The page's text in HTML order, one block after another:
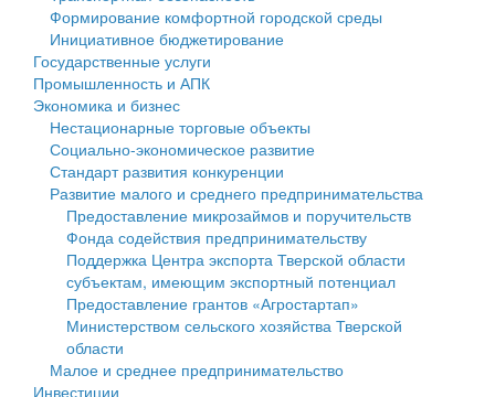
Государственные услуги
Промышленность и АПК
Экономика и бизнес
Символика
Устав
Гостям округа
Туризм
Культура
Образование
Здравоохранение
Социальная защита
Фотоальбом
муниципального округа Тверской области
Администрация Кашинского муниципального округа
Тверской области
Управление сельскими территориями
Открытые данные
Работа с обращениями граждан
Муниципальный контроль
Муниципальные услуги
Проекты административных регламентов
Финансовое управление
Бюджет для граждан
Имущество
Выявление правообладателей ранее учтенных
объектов недвижимости
Имущественная поддержка субъектов малого и
среднего предпринимательства
Информационная поддержка субъектов малого и
среднего предпринимательства
Формирование комфортной городской среды
Инициативное бюджетирование
Государственные услуги
Промышленность и АПК
Экономика и бизнес
Нестационарные торговые объекты
Социально-экономическое развитие
Стандарт развития конкуренции
Развитие малого и среднего предпринимательства
Предоставление микрозаймов и поручительств
Фонда содействия предпринимательству
Поддержка Центра экспорта Тверской области
субъектам, имеющим экспортный потенциал
Предоставление грантов «Агростартап»
Министерством сельского хозяйства Тверской
области
Малое и среднее предпринимательство
Инвестиции